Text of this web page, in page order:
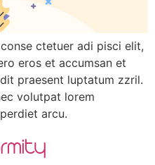
ctetuer adi pisci elit,
eros et accumsan et
praesent luptatum zzril.
volutpat lorem
arcu.